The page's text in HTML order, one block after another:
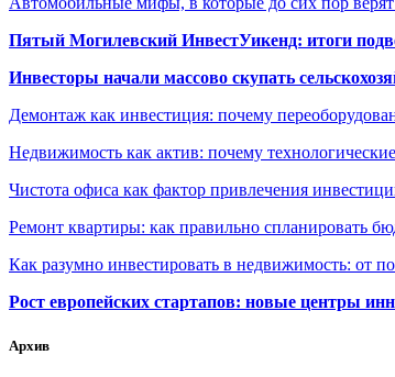
Пятый Могилевский ИнвестУикенд: итоги
Инвесторы начали массово скупать
Демонтаж как инвестиция: почему
Недвижимость как актив: почему
Чистота офиса как фактор привлечения
Ремонт квартиры: как правильно спланировать
Как разумно инвестировать в недвижимость: от
Рост европейских стартапов: новые центры
Архив